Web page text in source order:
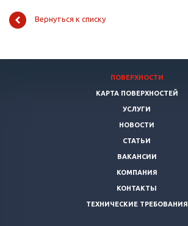
Вернуться к списку
ПОВЕРХНОСТИ
КАРТА ПОВЕРХНОСТЕЙ
УСЛУГИ
НОВОСТИ
СТАТЬИ
ВАКАНСИИ
КОМПАНИЯ
КОНТАКТЫ
ТЕХНИЧЕСКИЕ ТРЕБОВАНИЯ